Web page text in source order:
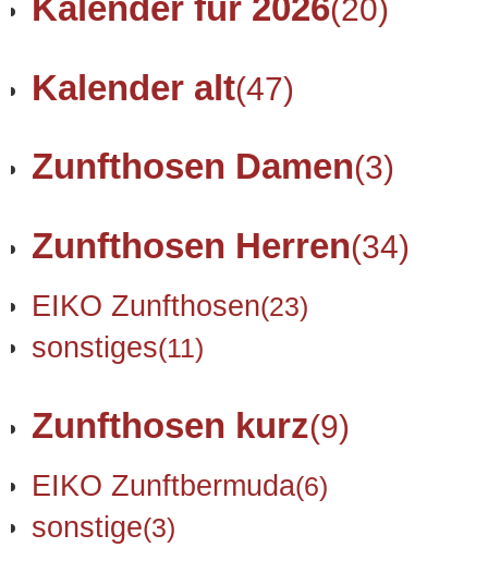
(20)
Kalender alt(47)
Zunfthosen Damen(3)
Zunfthosen Herren(34)
EIKO Zunfthosen(23)
sonstiges(11)
Zunfthosen kurz(9)
EIKO Zunftbermuda(6)
sonstige(3)